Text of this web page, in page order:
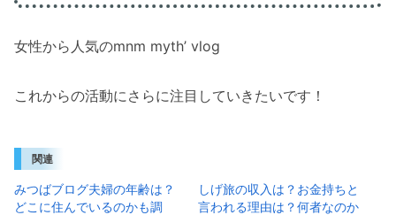
女性から人気のmnm myth’ vlog
これからの活動にさらに注目していきたいです！
関連
みつばブログ夫婦の年齢は？
どこに住んでいるのかも調
しげ旅の収入は？お金持ちと
言われる理由は？何者なのか